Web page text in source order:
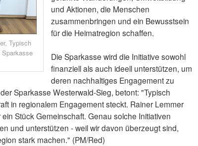
Typisch
und Aktionen, die Menschen
zusammenbringen und ein Bewusstsein
für die Heimatregion schaffen.
Die Sparkasse wird die Initiative sowohl
finanziell als auch ideell unterstützen, um
deren nachhaltiges Engagement zu
Sparkasse Westerwald-Sieg, betont: "Typisch
in regionalem Engagement steckt. Rainer Lemmer
Stück Gemeinschaft. Genau solche Initiativen
und unterstützen - weil wir davon überzeugt sind,
stark machen." (PM/Red)